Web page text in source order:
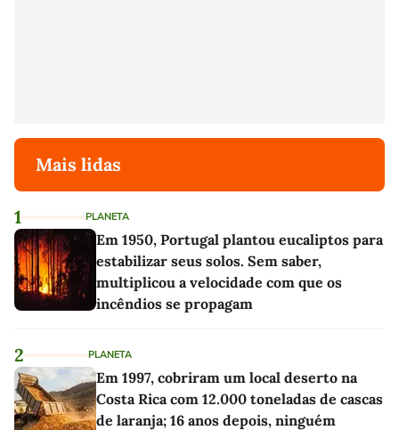
Mais lidas
1 PLANETA
Em 1950, Portugal plantou eucaliptos para
estabilizar seus solos. Sem saber,
multiplicou a velocidade com que os
incêndios se propagam
2 PLANETA
Em 1997, cobriram um local deserto na
Costa Rica com 12.000 toneladas de cascas
de laranja; 16 anos depois, ninguém